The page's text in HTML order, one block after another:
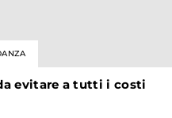
evitare a tutti i costi